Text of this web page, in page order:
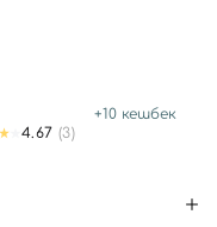
+10 кешбек
4.67 (3)